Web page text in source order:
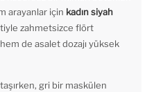
arayanlar için kadın siyah
zahmetsizce flört
de asalet dozajı yüksek
taşırken, gri bir maskülen